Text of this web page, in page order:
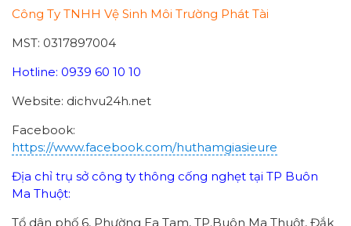
Công Ty TNHH Vệ Sinh Môi Trường Phát Tài
MST: 0317897004
Hotline: 0939 60 10 10
Website: dichvu24h.net
Facebook:
https://www.facebook.com/huthamgiasieure
Địa chỉ trụ sở công ty thông cống nghẹt tại TP Buôn
Ma Thuột:
Tổ dân phố 6, Phường Ea Tam, TP.Buôn Ma Thuột, Đắk